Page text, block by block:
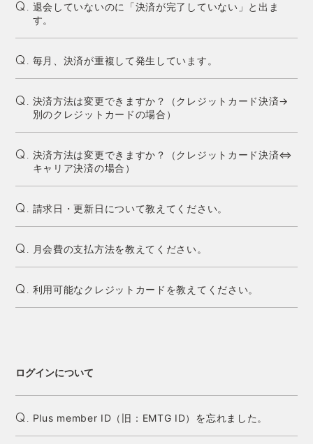
Q. 退会していないのに「決済が完了していない」と出ま
す。
Q. 毎月、決済が重複して発生しています。
Q. 決済方法は変更できますか？（クレジットカード決済→
別のクレジットカードの場合）
Q. 決済方法は変更できますか？（クレジットカード決済⇔
キャリア決済の場合）
Q. 請求日・更新日について教えてください。
Q. 月会費の支払方法を教えてください。
Q. 利用可能なクレジットカードを教えてください。
ログインについて
Q. Plus member ID（旧：EMTG ID）を忘れました。